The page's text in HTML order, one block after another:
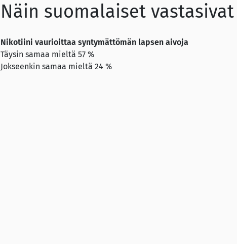
Näin suomalaiset
Nikotiini vaurioittaa syntymättömän lapsen aivoja
Täysin samaa mieltä 57 %
Jokseenkin samaa mieltä 24 %